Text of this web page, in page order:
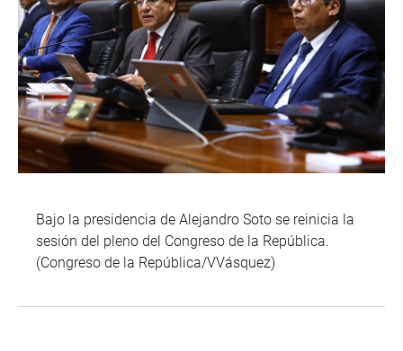
Bajo la presidencia de Alejandro Soto se reinicia la
sesión del pleno del Congreso de la República.
(Congreso de la República/VVásquez)